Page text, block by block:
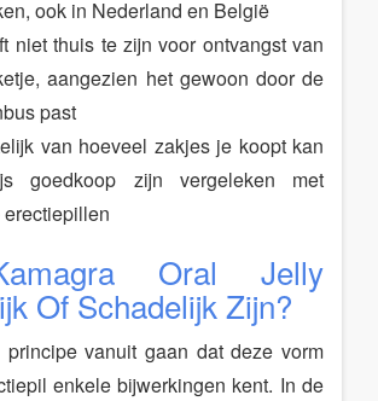
ook in Nederland en België
niet thuis te zijn voor ontvangst van
aangezien het gewoon door de
past
van hoeveel zakjes je koopt kan
goedkoop zijn vergeleken met
Oral Jelly
Of Schadelijk Zijn?
vanuit gaan dat deze vorm
enkele bijwerkingen kent. In de